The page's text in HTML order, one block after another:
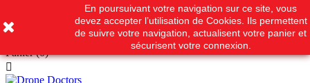
09 51 99 06 66

Panier (0)

En poursuivant votre navigation sur ce site, vous
devez accepter l’utilisation de Cookies. Ils permettent
de suivre votre navigation, actualisent votre panier et
sécurisent votre connexion.